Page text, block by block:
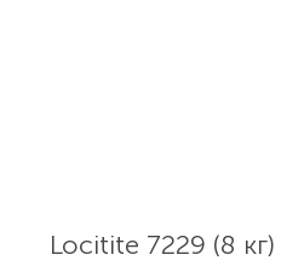
Locitite 7229 (8 кг)